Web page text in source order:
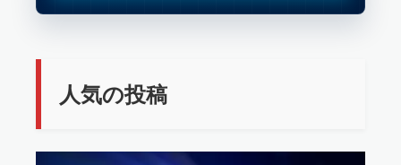
人気の投稿